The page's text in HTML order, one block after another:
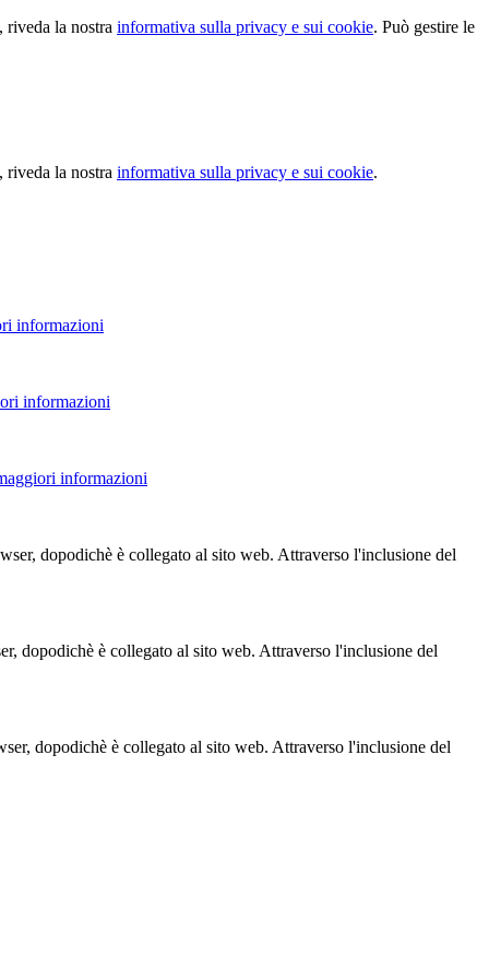
la nostra informativa sulla privacy e sui cookie. Può gestire le
la nostra informativa sulla privacy e sui cookie.
informazioni
informazioni
informazioni
dopodichè è collegato al sito web. Attraverso l'inclusione del
dopodichè è collegato al sito web. Attraverso l'inclusione del
dopodichè è collegato al sito web. Attraverso l'inclusione del